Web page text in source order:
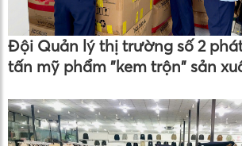
Đội Quản lý thị trường số 2
tấn mỹ phẩm "kem trộn" sản